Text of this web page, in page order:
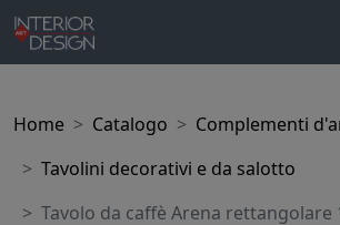
Home Catalogo
Complementi
Tavolini decorativi e da salotto
Tavolo da caffè Arena rettangolare